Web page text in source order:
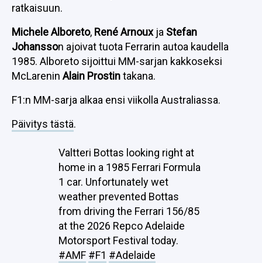
ratkaisuun.
Michele Alboreto, René Arnouxja Stefan
Johansson ajoivat tuota Ferrarin autoa kaudella
1985. Alboreto sijoittui MM-sarjan kakkoseksi
McLarenin Alain Prostintakana.
F1:n MM-sarja alkaa ensi viikolla Australiassa.
Päivitys tästä.
Valtteri Bottas looking right at
home in a 1985 Ferrari Formula
1 car. Unfortunately wet
weather prevented Bottas
from driving the Ferrari 156/85
at the 2026 Repco Adelaide
Motorsport Festival today.
#AMF #F1 #Adelaide